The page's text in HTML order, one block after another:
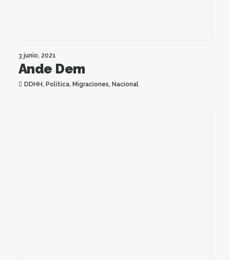
3 junio, 2021
Ande Dem
DDHH, Política, Migraciones, Nacional